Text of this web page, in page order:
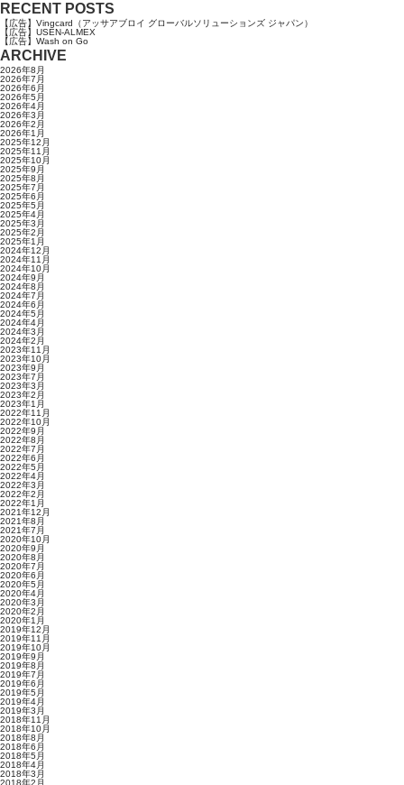
RECENT POSTS
【広告】Vingcard（アッサアブロイ グローバルソリューションズ ジャパン）
【広告】USEN-ALMEX
【広告】Wash on Go
ARCHIVE
2026年8月
2026年7月
2026年6月
2026年5月
2026年4月
2026年3月
2026年2月
2026年1月
2025年12月
2025年11月
2025年10月
2025年9月
2025年8月
2025年7月
2025年6月
2025年5月
2025年4月
2025年3月
2025年2月
2025年1月
2024年12月
2024年11月
2024年10月
2024年9月
2024年8月
2024年7月
2024年6月
2024年5月
2024年4月
2024年3月
2024年2月
2023年11月
2023年10月
2023年9月
2023年7月
2023年3月
2023年2月
2023年1月
2022年11月
2022年10月
2022年9月
2022年8月
2022年7月
2022年6月
2022年5月
2022年4月
2022年3月
2022年2月
2022年1月
2021年12月
2021年8月
2021年7月
2020年10月
2020年9月
2020年8月
2020年7月
2020年6月
2020年5月
2020年4月
2020年3月
2020年2月
2020年1月
2019年12月
2019年11月
2019年10月
2019年9月
2019年8月
2019年7月
2019年6月
2019年5月
2019年4月
2019年3月
2018年11月
2018年10月
2018年8月
2018年6月
2018年5月
2018年4月
2018年3月
2018年2月